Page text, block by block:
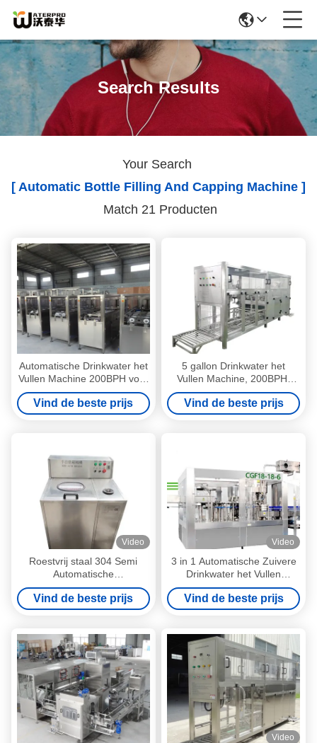
Search Results
Your Search
[ Automatic Bottle Filling And Capping Machine ]
Match 21 Producten
Automatische Drinkwater het
Vullen Machine 200BPH voor
Fles het Afdekken
Vind de beste prijs
5 gallon Drinkwater het
Vullen Machine, 200BPH-
OEM van de Was Vullende
Afdekkende Machine
Vind de beste prijs
Video
Roestvrij staal 304 Semi
Automatische
Flessenwasmachine voor 5
Gallonfles
Vind de beste prijs
Video
3 in 1 Automatische Zuivere
Drinkwater het Vullen
Machine 3000BPH voor
HUISDIEREN Plastic Fles
Vind de beste prijs
Video